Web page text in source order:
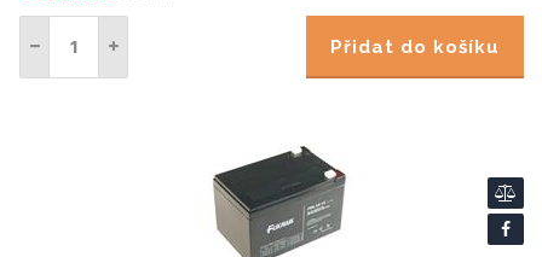
Přidat do košíku